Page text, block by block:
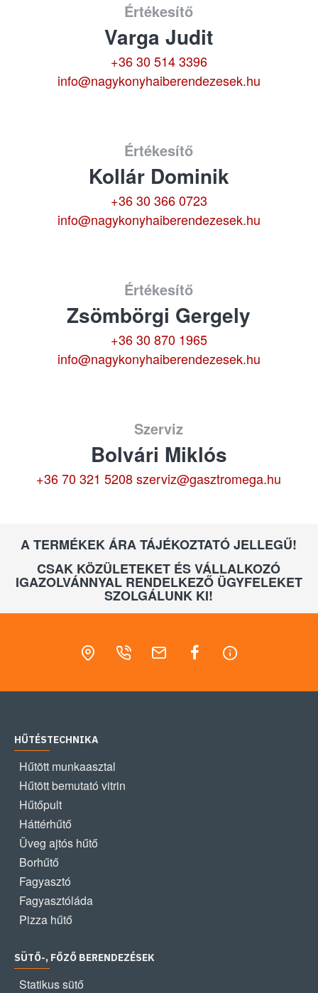
Értékesítő
Varga Judit
+36 30 514 3396
info@nagykonyhaiberendezesek.hu
Értékesítő
Kollár Dominik
+36 30 366 0723
info@nagykonyhaiberendezesek.hu
Értékesítő
Zsömbörgi Gergely
+36 30 870 1965
info@nagykonyhaiberendezesek.hu
Szerviz
Bolvári Miklós
+36 70 321 5208 szerviz@gasztromega.hu
A TERMÉKEK ÁRA TÁJÉKOZTATÓ JELLEGŰ!
CSAK KÖZÜLETEKET ÉS VÁLLALKOZÓ
IGAZOLVÁNNYAL RENDELKEZŐ ÜGYFELEKET
SZOLGÁLUNK KI!
HŰTÉSTECHNIKA
Hűtött munkaasztal
Hűtött bemutató vitrin
Hűtőpult
Háttérhűtő
Üveg ajtós hűtő
Borhűtő
Fagyasztó
Fagyasztóláda
Pizza hűtő
SÜTŐ-, FŐZŐ BERENDEZÉSEK
Statikus sütő